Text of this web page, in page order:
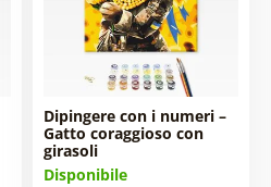
Dipingere con i numeri –
Gatto coraggioso con
girasoli
Disponibile